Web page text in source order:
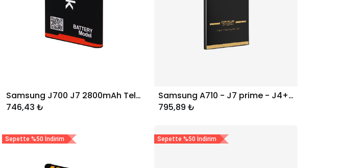
Sepete Ekle
Samsung J700 J7 2800mAh Telefon Bataryası (EB-BJ700CBC)
746,43 ₺
Sepete Ekle
Samsung A710 - J7 prime - J4+ - J6+ 3000mAh Telefon Bataryası (EB-BA710ABE)
795,89 ₺
Sepette %50 İndirim Sepette %50 İndirim